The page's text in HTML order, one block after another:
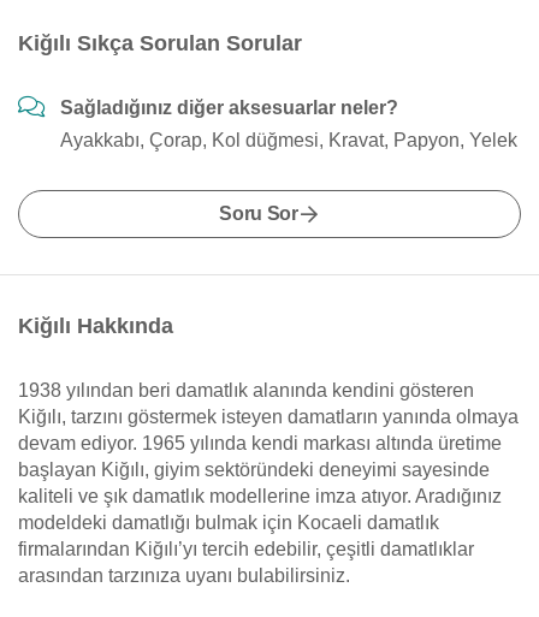
Kiğılı Sıkça Sorulan Sorular
Sağladığınız diğer aksesuarlar neler?
Ayakkabı, Çorap, Kol düğmesi, Kravat, Papyon, Yelek
Soru Sor
Kiğılı Hakkında
1938 yılından beri damatlık alanında kendini gösteren
Kiğılı, tarzını göstermek isteyen damatların yanında olmaya
devam ediyor. 1965 yılında kendi markası altında üretime
başlayan Kiğılı, giyim sektöründeki deneyimi sayesinde
kaliteli ve şık damatlık modellerine imza atıyor. Aradığınız
modeldeki damatlığı bulmak için Kocaeli damatlık
firmalarından Kiğılı’yı tercih edebilir, çeşitli damatlıklar
arasından tarzınıza uyanı bulabilirsiniz.